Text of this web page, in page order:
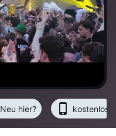
Neu hier? phone_iphone